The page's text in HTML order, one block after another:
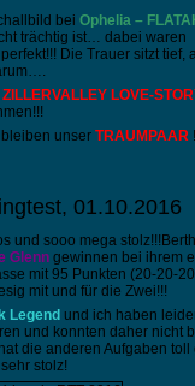
bei Ophelia –
trächtig ist… dabei waren
Die Trauer sitzt tief,
ZILLERVALLEY LOVE-
unser TRAUMPAAR !
01.10.2016
und sooo mega stolz!!!
Glenn gewinnen bei ihrem
mit 95 Punkten (20-20-
mit und für die Zwei!!!
Legend und ich haben
und konnten daher nicht
die anderen Aufgaben
stolz!